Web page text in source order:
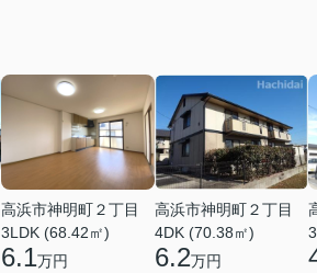
高浜市神明町２丁目
3LDK (68.42㎡)
6.1万円
高浜市神明町２丁目
4DK (70.38㎡)
6.2万円